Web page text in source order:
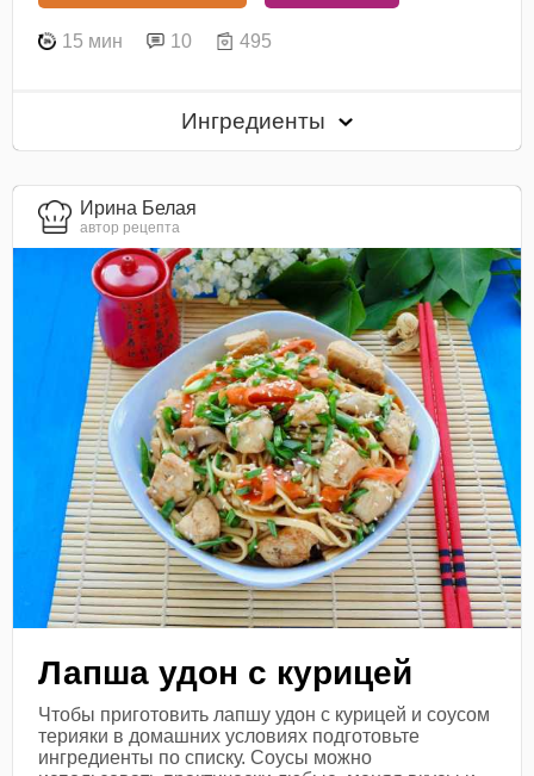
15 мин 10 495
Ингредиенты
Ирина Белая
автор рецепта
Лапша удон с курицей
Чтобы приготовить лапшу удон с курицей и соусом
терияки в домашних условиях подготовьте
ингредиенты по списку. Соусы можно